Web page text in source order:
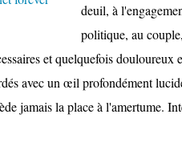
deuil, à
politique, au
et quelquefois douloureux
avec un œil profondément
jamais la place à l'amertume.